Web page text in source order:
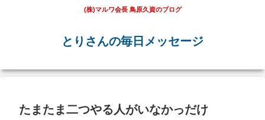
(株)マルワ会長 鳥原久資のブログ
とりさんの毎日メッセージ
たまたま二つやる人がいなかっだけ